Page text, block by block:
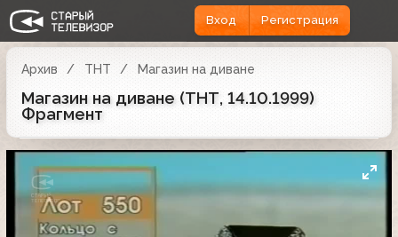
Вход Регистрация
Архив ТНТ Магазин на диване
Магазин на диване (ТНТ, 14.10.1999)
Фрагмент